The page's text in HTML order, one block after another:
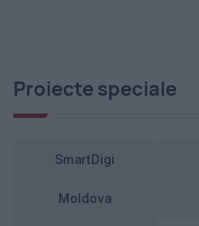
Proiecte speciale
SmartDigi
Moldova